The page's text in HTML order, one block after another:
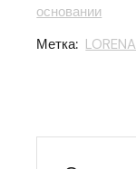
основании
Метка: